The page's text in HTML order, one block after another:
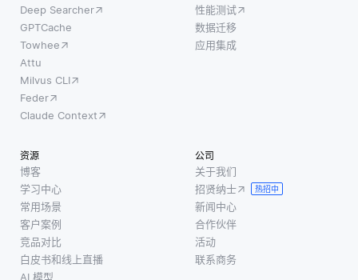
Deep Searcher
GPTCache
Towhee
Attu
Milvus CLI
Feder
Claude Context
性能测试
数据迁移
应用集成
资源
博客
学习中心
常用场景
客户案例
竞品对比
白皮书和线上直播
AI 模型
公司
关于我们
招贤纳士
热招中
新闻中心
合作伙伴
活动
联系商务